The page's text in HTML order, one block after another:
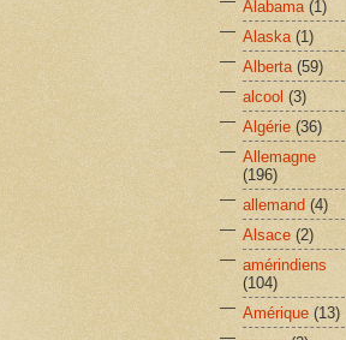
Alabama (1)
Alaska (1)
Alberta (59)
alcool (3)
Algérie (36)
Allemagne
(196)
allemand (4)
Alsace (2)
amérindiens
(104)
Amérique (13)